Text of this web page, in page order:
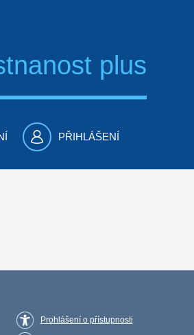
plus
PŘIHLÁŠENÍ
Prohlášení o přístupnosti